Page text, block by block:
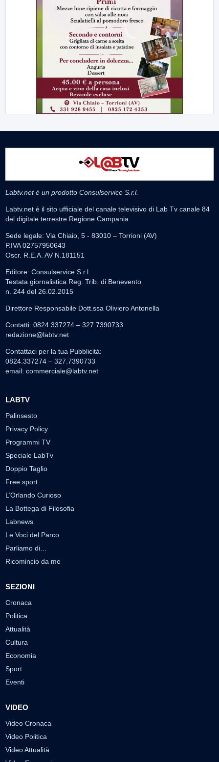
Labtv.net è un prodotto Consulservice S.r.l.
Labtv.net è il sito ufficiale del canale televisivo di Lab Tv canale 84
del digitale terrestre Regione Campania
Sede legale: Via Chiaio, 5 - 83010 – Torrioni (AV)
P.IVA 02757950643
Oscr. R.E.A. AV N.181151
Editore: Consulservice S.r.l.
Testata giornalistica Reg. Trib. di Benevento
n. 244 del 26.02.2015
Direttore Responsabile Dott.ssa Oliviero Antonella
Contatti: 0824.337274 – 327.7390733
redazione@labtv.net
Contattaci per la tua Pubblicità:
0824.337274 – 327.7390733
email: commerciale@labtv.net
LABTV
Palinsesto
Privacy Policy
Programmi TV
Speciale LabTv
Doppio Taglio
Free sport
L’Orlando Curioso
La Bottega di Filosofia
Labnews
Le Voci del Parco
Parliamo di…
Ricomincio da me
SEZIONI
Cronaca
Politica
Attualità
Cultura
Economia
Sport
Eventi
VIDEO
Video Cronaca
Video Politica
Video Attualità